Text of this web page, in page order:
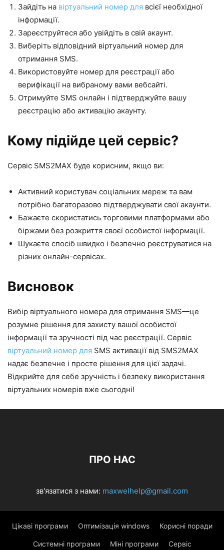
Зайдіть на віртуальний номер для всієї необхідної
інформації.
Зареєструйтеся або увійдіть в свій акаунт.
Виберіть відповідний віртуальний номер для
отримання SMS.
Використовуйте номер для реєстрації або
верифікації на вибраному вами вебсайті.
Отримуйте SMS онлайн і підтверджуйте вашу
реєстрацію або активацію акаунту.
Кому підійде цей сервіс?
Сервіс SMS2MAX буде корисним, якщо ви:
Активний користувач соціальних мереж та вам
потрібно багаторазово підтверджувати свої акаунти.
Бажаєте скористатись торговими платформами або
біржами без розкриття своєї особистої інформації.
Шукаєте спосіб швидко і безпечно реєструватися на
різних онлайн-сервісах.
Висновок
Вибір віртуального номера для отримання SMS—це
розумне рішення для захисту вашої особистої
інформації та зручності під час реєстрації. Сервіс
віртуальний номер для SMS активації від SMS2MAX
надає безпечне і просте рішення для цієї задачі.
Відкрийте для себе зручність і безпеку використання
віртуальних номерів вже сьогодні!
ПРО НАС
зв'язатися з нами: maxwelhelp@gmail.com
Цікаві програми Оптимізація windows Корисні поради
Системні програми Міні програми Сервіс